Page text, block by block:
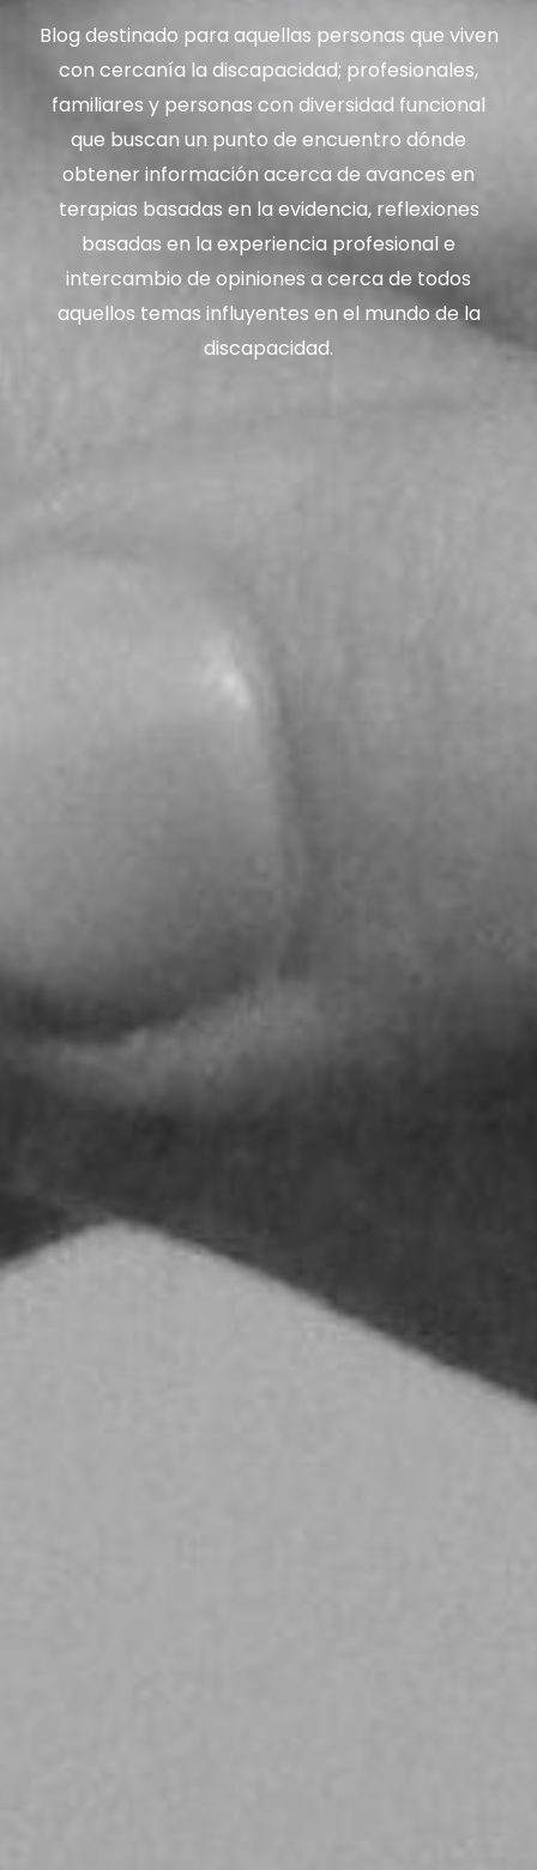
Blog destinado para aquellas personas que viven
con cercanía la discapacidad; profesionales,
familiares y personas con diversidad funcional
que buscan un punto de encuentro dónde
obtener información acerca de avances en
terapias basadas en la evidencia, reflexiones
basadas en la experiencia profesional e
intercambio de opiniones a cerca de todos
aquellos temas influyentes en el mundo de la
discapacidad.